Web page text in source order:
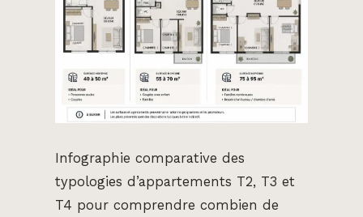
Infographie comparative des
typologies d’appartements T2, T3 et
T4 pour comprendre combien de